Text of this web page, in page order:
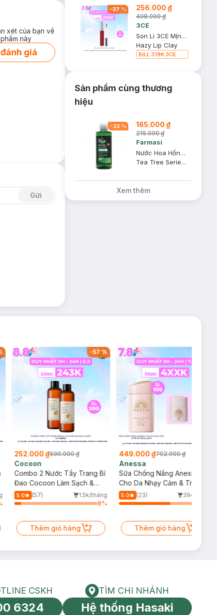
xét của bạn về
này
giá
Gửi
-37 % 256.000 ₫
408.000 ₫
3CE
Son Lì 3CE Mịn Môi Whip Red - Đỏ Mận 4g
Hazy Lip Clay
BILL 319K 3CE
1.5g (SL có hạn)
Sản phẩm cùng thương
hiệu
-23 % 165.000 ₫
215.000 ₫
Farmasi
Nước Hoa Hồng Farmasi Dành Cho Da Mụn Và Da Dầu 225ml
Tea Tree Series Face Tonic
Xem thêm
-57 %
252.000 ₫590.000 ₫
Cocoon
Combo 2 Nước Tẩy Trang Bí
Đao Cocoon Làm Sạch &
Giảm Dầu 500ml
5.0 (57)
1.5k/tháng
8%
Thêm giỏ hàng
449.000 ₫702.000 ₫
Anessa
Sữa Chống Nắng Anessa
Cho Da Nhạy Cảm & Trẻ Em
60ml (Mới)
5.0 (23)
394/tháng
Thêm giỏ hàng
toàn cầu
HOTLINE CSKH
CSKH
6324
Tìm chi nhánh
TÌM CHI NHÁNH
Hệ thống Hasaki